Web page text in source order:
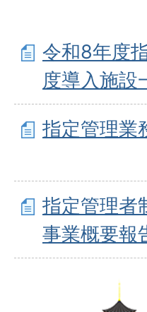
令和8年度
度導入施設
指定管理業
指定管理者
事業概要報